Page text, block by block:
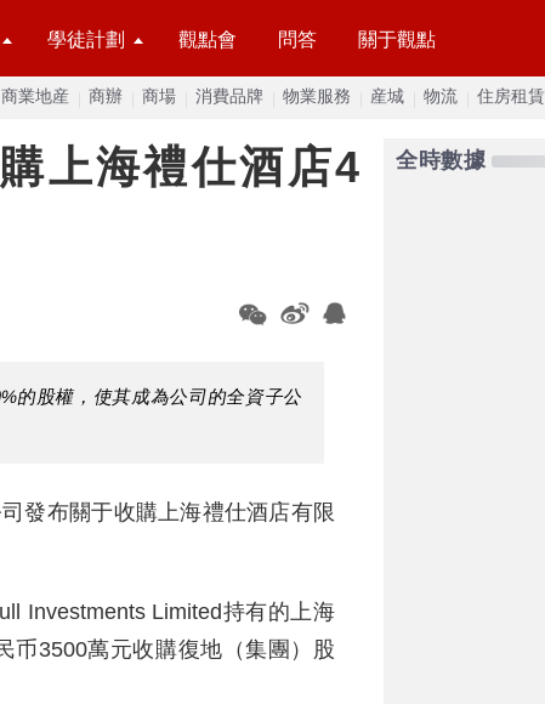
學徒計劃 觀點會 問答 關于觀點
商業地産 商辦 商場 消費品牌 物業服務 産城 物流 住房租賃
上海禮仕酒店4
的股權，使其成為公司的全資子公
發布關于收購上海禮仕酒店有限
Investments Limited持有的上海
币3500萬元收購復地（集團）股
全時數據